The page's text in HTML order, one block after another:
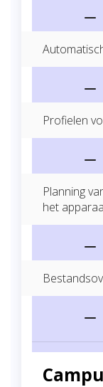
Profielen
Planning
het